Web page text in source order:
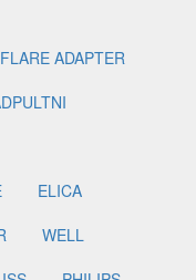
FLARE ADAPTER
ELICA
WELL